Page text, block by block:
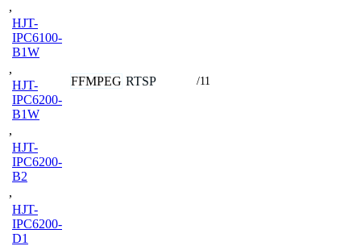
,
HJT-
IPC6100-
B1W
,
HJT-
IPC6200-
B1W
,
HJT-
IPC6200-
B2
,
HJT-
IPC6200-
D1
FFMPEG RTSP /11